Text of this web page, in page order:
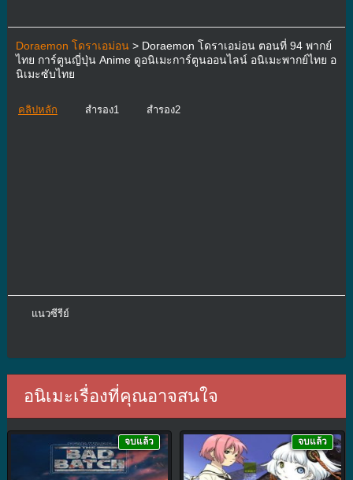
Doraemon โดราเอม่อน> Doraemon โดราเอม่อน ตอนที่ 94 พากย์
ไทย การ์ตูนญี่ปุ่น Anime ดูอนิเมะการ์ตูนออนไลน์ อนิเมะพากย์ไทย อ
นิเมะซับไทย
คลิปหลัก สำรอง1 สำรอง2
แนวซีรีย์
อนิเมะเรื่องที่คุณอาจสนใจ
จบแล้ว จบแล้ว